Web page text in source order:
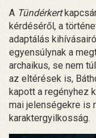
A Tündérkert
kérdéséről, a
adaptálás
egyensúlynak a
archaikus, se nem
az eltérések is,
kapott a regényhez
mai jelenségekre is
karaktergyilkosság.